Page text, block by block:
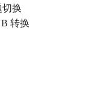
换